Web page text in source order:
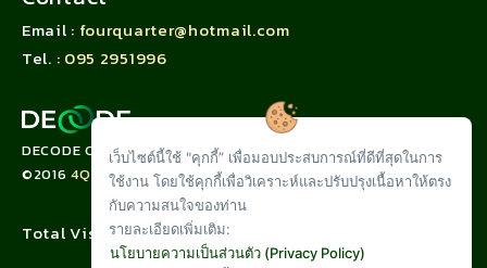
Email : fourquarter@hotmail.com
Tel. : 095 2951996
DECODE CORPORATION LIMITED
©20164QUARTER.CO
Total Visit :
เว็บไซต์นี้ใช้ "คุกกี้” เพื่อมอบประสบการณ์ที่ดีที่สุดในการ
ใช้งาน โดยใช้คุกกี้เพื่อวิเคราะห์และปรับปรุงเนื้อหาให้ตรง
กับความสนใจของท่าน
รายละเอียดเพิ่มเติม:
นโยบายความเป็นส่วนตัว (Privacy Policy)